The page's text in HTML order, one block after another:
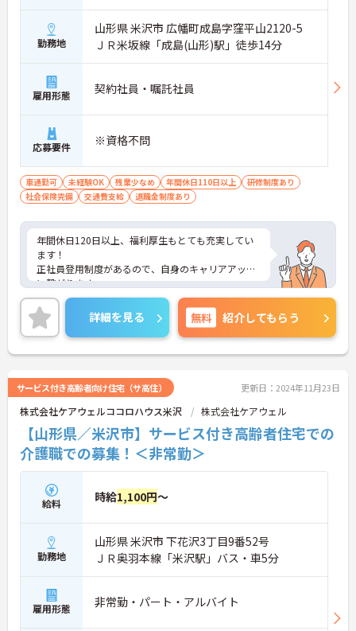
勤務地
山形県 米沢市 広幡町成島字窪平山2120-5
ＪＲ米坂線「成島(山形)駅」徒歩14分
雇用形態 契約社員・嘱託社員
応募要件 ※資格不問
車通勤可 未経験OK 残業少なめ 年間休日110日以上
研修制度あり
社会保険完備
交通費支給 退職金制度あり
年間休日120日以上、福利厚生もとても充実してい
ます！
正社員登用制度があるので、自身のキャリアアップ
に繋がります。
ご興味ある方には、面接対策ポイントなど、さらに
詳細をお話しいたしますのでお気軽にご相談くださ
い！
詳細を見る 無料 紹介してもらう
サービス付き高齢者向け住宅（サ高住） 更新日：2024年11月23日
株式会社ケアウェルココロハウス米沢 株式会社ケアウェル
【山形県／米沢市】サービス付き高齢者住宅での
介護職での募集！＜非常勤＞
給料 時給1,100円～
勤務地
山形県 米沢市 下花沢3丁目9番52号
ＪＲ奥羽本線「米沢駅」バス・車5分
雇用形態 非常勤・パート・アルバイト